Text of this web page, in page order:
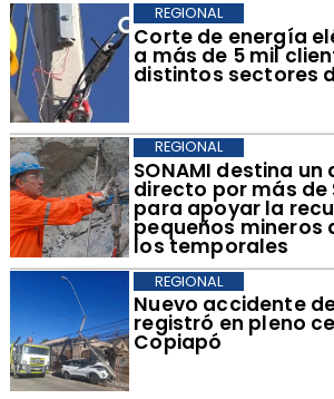
Corte de energía
a más de 5 mil
distintos sectores
REGIONAL
​SONAMI destina
directo por más de
para apoyar la
pequeños
los temporales
REGIONAL
​Nuevo accidente
registró en pleno
Copiapó
REGIONAL